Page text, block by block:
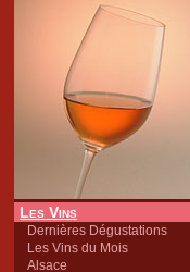
Les Vins
Dernières Dégustations
Les Vins du Mois
Alsace